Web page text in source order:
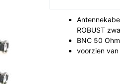
ROBUST
BNC 50
voorzien